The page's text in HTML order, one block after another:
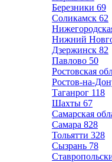
Березники 69
Соликамск 62
Нижний
Дзержинск 82
Павлово 50
Ростовская
Ростов-на-
Таганрог 118
Шахты 67
Самарская
Самара 828
Тольятти 328
Сызрань 78